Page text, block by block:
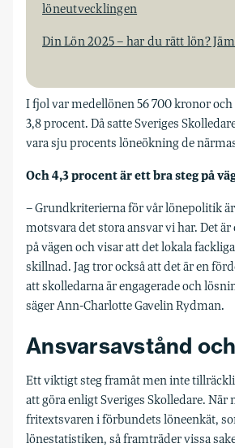
löneutvecklingen
Din Lön 2025 – har du rätt lön?
Ifjol var medellönen 56 700 kronor
3,8 procent. Då satte Sveriges
vara sju procents löneökning de
Och 4,3 procent är ett bra steg på
– Grundkriterierna för vår lönepolitik
motsvara det stora ansvar vi har. Det
på vägen och visar att det lokala
skillnad. Jag tror också att det är en
att skolledarna är engagerade och
säger Ann-Charlotte Gavelin Rydman.
Ansvarsavstånd
Ett viktigt steg framåt men inte
att göra enligt Sveriges Skolledare. När
fritextsvaren i förbundets löneenkät,
lönestatistiken, så framträder vissa